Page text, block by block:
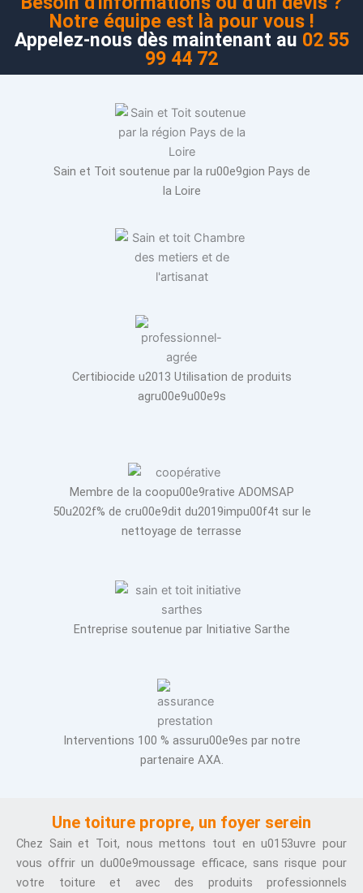
Notre équipe est là pour vous !
Appelez-nous dès maintenant au 02 55
99 44 72
Sain et Toit soutenue par la ru00e9gion Pays de
la Loire
Certibiocide u2013 Utilisation de produits
agru00e9u00e9s
Membre de la coopu00e9rative ADOMSAP
50u202f% de cru00e9dit du2019impu00f4t sur le
nettoyage de terrasse
Entreprise soutenue par Initiative Sarthe
Interventions 100 % assuru00e9es par notre
partenaire AXA.
Une toiture propre, un foyer serein
Chez Sain et Toit, nous mettons tout en u0153uvre pour
vous offrir un du00e9moussage efficace, sans risque pour
votre toiture et avec des produits professionnels